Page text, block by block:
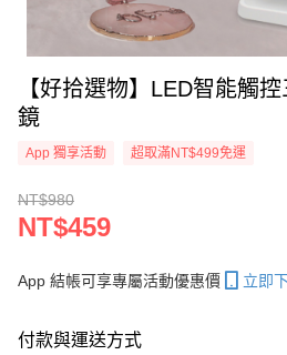
【好拾選物】LED智能觸
鏡
App 獨享活動 超取滿NT$499免運
NT$980
NT$459
App 結帳可享專屬活動優惠價 立即
付款與運送方式